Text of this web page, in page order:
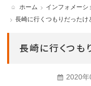
ホーム インフォメーシ
長崎に行くつもりだったけ
長崎に行くつもり
2020年